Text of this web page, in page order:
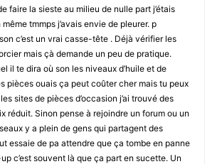
faire la sieste au milieu de nulle part j’étais
tmmps j’avais envie de pleurer. p
c’est un vrai casse-tête . Déjà vérifier les
mais çà demande un peu de pratique.
il te dira où son les niveaux d’huile et de
pièces ouais ça peut coûter cher mais tu peux
sites de pièces d’occasion j’ai trouvé des
réduit. Sinon pense à rejoindre un forum ou un
y a plein de gens qui partagent des
essaie de pa attendre que ça tombe en panne
c’est souvent là que ça part en sucette. Un